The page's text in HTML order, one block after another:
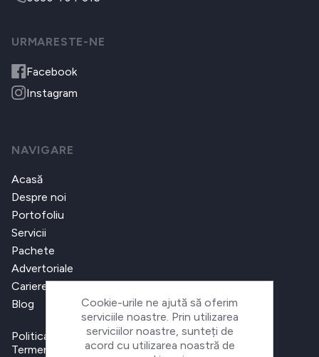
URMARESTE-NE
Facebook
Instagram
NAVIGARE
Acasă
Despre noi
Portofoliu
Servicii
Pachete
Advertoriale
Cariere
Blog
Politica de confidențialitate
Termeni și condiții
Cookie-urile ne ajută să oferim
serviciile noastre. Prin utilizarea
serviciilor noastre, sunteți de
acord cu utilizarea noastră de